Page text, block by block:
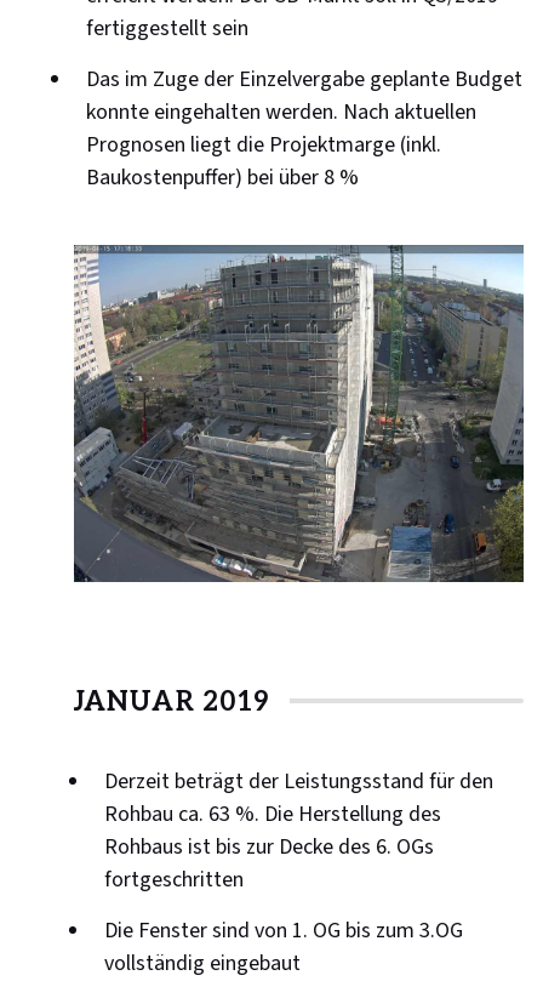
fertiggestellt sein
Das im Zuge der Einzelvergabe geplante Budget
konnte eingehalten werden. Nach aktuellen
Prognosen liegt die Projektmarge (inkl.
Baukostenpuffer) bei über 8 %
JANUAR 2019
Derzeit beträgt der Leistungsstand für den
Rohbau ca. 63 %. Die Herstellung des
Rohbaus ist bis zur Decke des 6. OGs
fortgeschritten
Die Fenster sind von 1. OG bis zum 3.OG
vollständig eingebaut